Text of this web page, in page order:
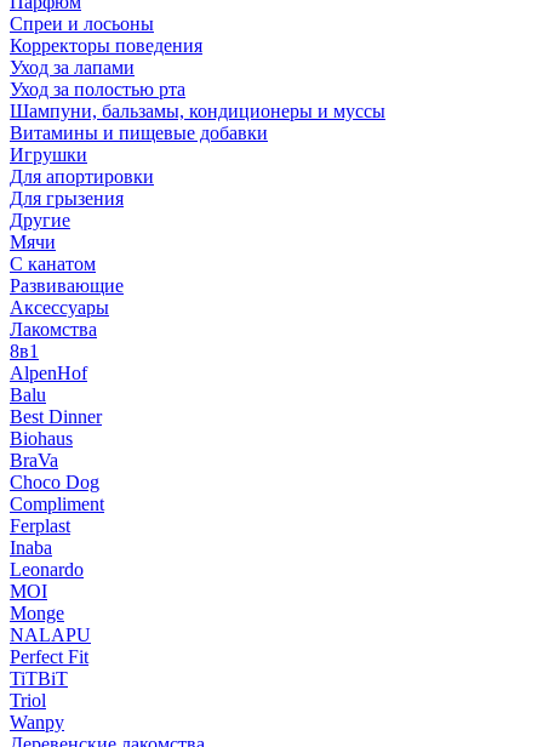
Спреи и лосьоны
Корректоры поведения
Уход за лапами
Уход за полостью рта
Шампуни, бальзамы, кондиционеры и муссы
Витамины и пищевые добавки
Игрушки
Для апортировки
Для грызения
Другие
Мячи
С канатом
Развивающие
Аксессуары
Лакомства
8в1
AlpenHof
Balu
Best Dinner
Biohaus
BraVa
Choco Dog
Compliment
Ferplast
Inaba
Leonardo
MOI
Monge
NALAPU
Perfect Fit
TiTBiT
Triol
Wanpy